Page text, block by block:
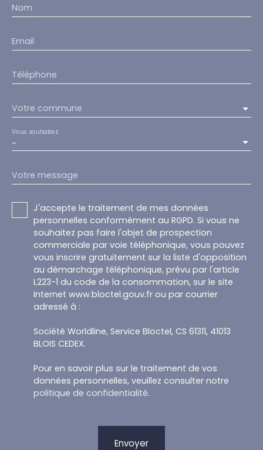
Nom
Email
Téléphone
Votre commune
-
Vous souhaitez
Votre message
J'accepte le traitement de mes données
personnelles conformément au RGPD. Si vous ne
souhaitez pas faire l'objet de prospection
commerciale par voie téléphonique, vous pouvez
vous inscrire gratuitement sur la liste d'opposition
au démarchage téléphonique, prévu par l'article
L223-1 du code de la consommation, sur le site
Internet www.bloctel.gouv.fr ou par courrier
adressé à :
Société Worldline, Service Bloctel, CS 61311, 41013
BLOIS CEDEX.
Pour en savoir plus sur le traitement de vos
données personnelles, veuillez consulter notre
politique de confidentialité.
Envoyer